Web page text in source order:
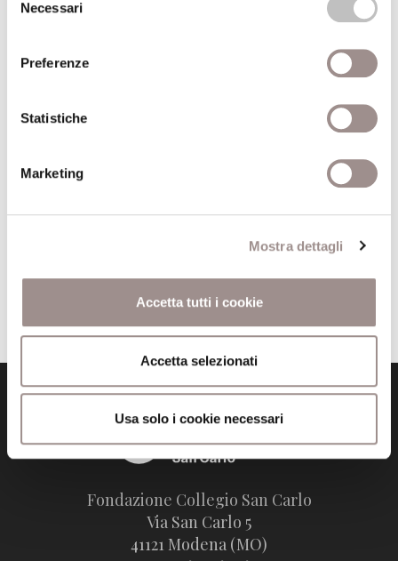
delNecessari
Preferenze
Statistiche
Marketing
Mostra dettagli
Accetta tutti i cookie
Accetta selezionati
Usa solo i cookie necessari
Autore volume
Anno recensione
Recensito daLuciano Grandi
Fondazione Collegio San Carlo
Via San Carlo 5
41121 Modena (MO)